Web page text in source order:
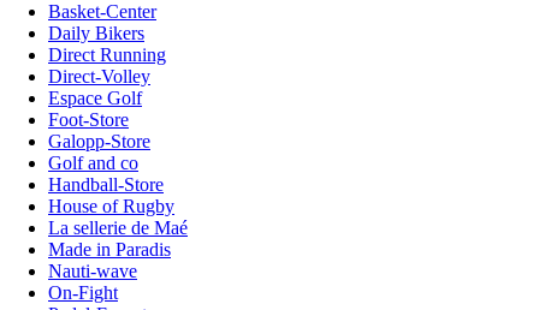
Basket-Center
Daily Bikers
Direct Running
Direct-Volley
Espace Golf
Foot-Store
Galopp-Store
Golf and co
Handball-Store
House of Rugby
La sellerie de Maé
Made in Paradis
Nauti-wave
On-Fight